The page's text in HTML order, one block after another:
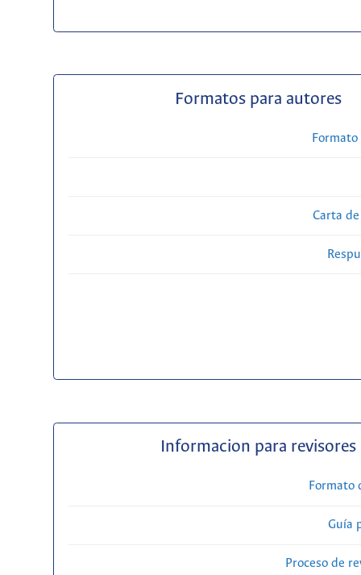
Formatos para autores
Carta
Informacion para revisores
Formato
Guía
Proceso de